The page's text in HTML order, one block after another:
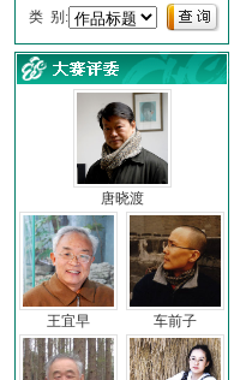
类 别:
唐晓渡
王宜早 车前子